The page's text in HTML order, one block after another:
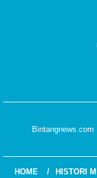
Bintangnews.com
HOME HISTORI